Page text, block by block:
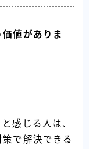
値がありま
感じる人は、
策で解決できる